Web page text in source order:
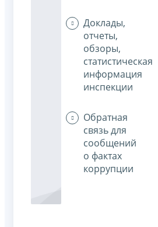
Доклады,
отчеты,
обзоры,
статистическая
информация
инспекции
Обратная
связь для
сообщений
о фактах
коррупции